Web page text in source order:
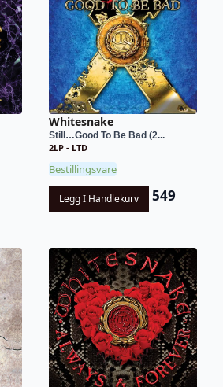
Whitesnake
Still…Good To Be Bad (2...
2LP - LTD
Bestillingsvare
Legg I Handlekurv 549